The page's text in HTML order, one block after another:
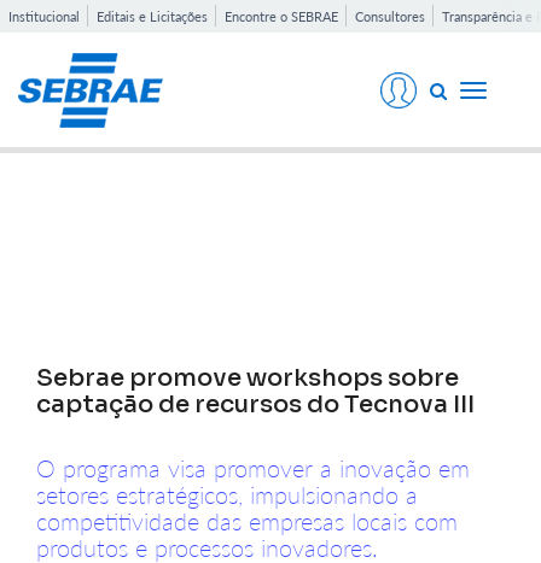
Institucional Editais e Licitações Encontre o SEBRAE Consultores Transparência e
Toggle
Sebrae promove workshops sobre
captação de recursos do Tecnova III
O programa visa promover a inovação em
setores estratégicos, impulsionando a
competitividade das empresas locais com
produtos e processos inovadores.